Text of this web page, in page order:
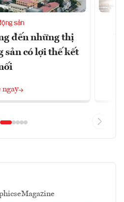
sản
đến những thị
sản có lợi thế kết
ngay
eMagazine